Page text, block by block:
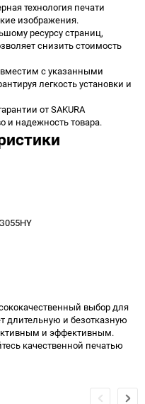
технология печати
изображения.
ресурсу страниц,
снизить стоимость
с указанными
легкость установки и
от SAKURA
и надежность товара.
выбор для
длительную и безотказную
и эффективным.
качественной печатью